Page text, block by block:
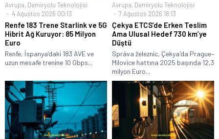
Avrupa, Demiryolu Teknolojisi
4 Ağustos 2026 00:13
Renfe 183 Trene Starlink ve 5G
Hibrit Ağ Kuruyor: 85 Milyon
Euro
Renfe, İspanya’daki 183 AVE ve
uzun mesafe trenine 10 Gbps...
Avrupa, Demiryolu Teknolojisi
7 Ağustos 2026 18:13
Çekya ETCS’de Erken Teslim
Ama Ulusal Hedef 730 km’ye
Düştü
Správa železnic, Çekya'da Prague–
Milovice hattına 2025 başında 12,3
milyon Euro...